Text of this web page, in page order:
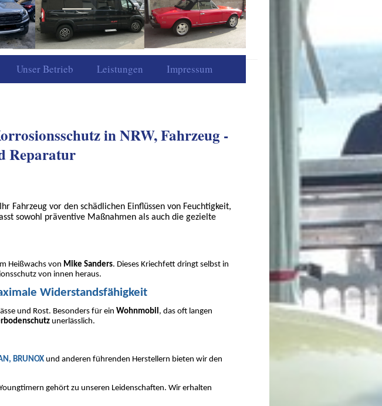
Unser Betrieb Leistungen Impressum
in NRW, Fahrzeug -
Reparatur
Fahrzeug vor den schädlichen Einflüssen von Feuchtigkeit,
sowohl präventive Maßnahmen als auch die gezielte
Heißwachs von Mike Sanders. Dieses Kriechfett dringt selbst in
von innen heraus.
Widerstandsfähigkeit
und Rost. Besonders für ein Wohnmobil , das oft langen
unerlässlich.
BRUNOX und anderen führenden Herstellern bieten wir den
gehört zu unseren Leidenschaften. Wir erhalten